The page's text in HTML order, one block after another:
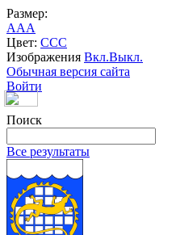
Размер:
AAA
Цвет: CCC
Изображения Вкл.Выкл.
Обычная версия сайта
Войти
Поиск
Все результаты